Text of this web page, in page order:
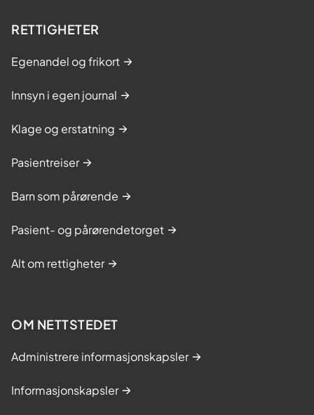
RETTIGHETER
Egenandel og frikort
Innsyn i egen journal
Klage og erstatning
Pasientreiser
Barn som pårørende
Pasient- og pårørendetorget
Alt om rettigheter
OM NETTSTEDET
Administrere informasjonskapsler
Informasjonskapsler